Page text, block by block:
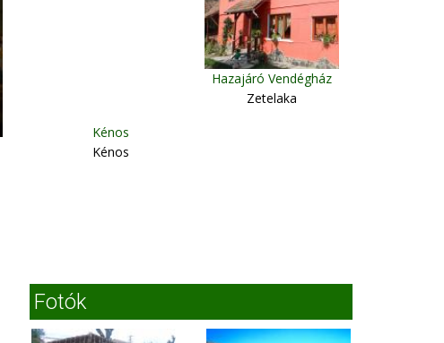
Hazajáró Vendégház
Zetelaka
Kénos
Kénos
Fotók